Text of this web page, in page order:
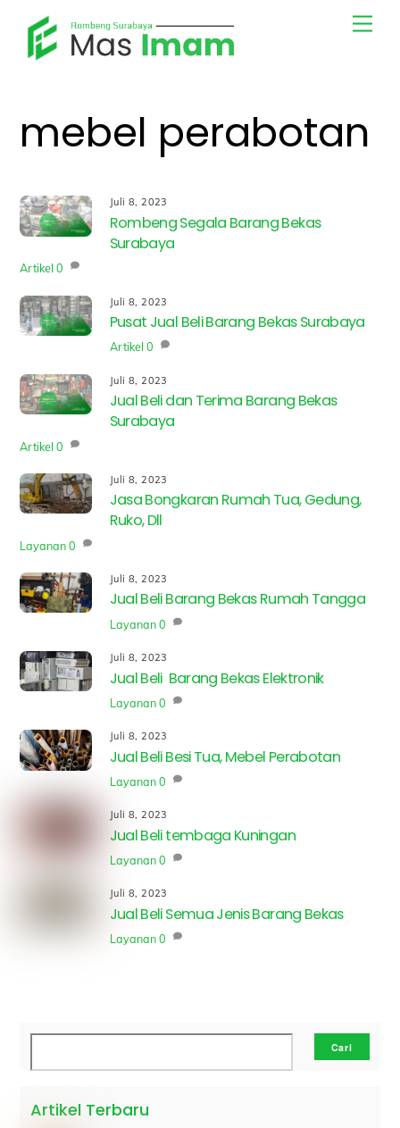
content
mebel perabotan
Juli 8, 2023
Rombeng Segala Barang Bekas
Surabaya
Artikel 0
Juli 8, 2023
Pusat Jual Beli Barang Bekas Surabaya
Artikel 0
Juli 8, 2023
Jual Beli dan Terima Barang Bekas
Surabaya
Artikel 0
Juli 8, 2023
Jasa Bongkaran Rumah Tua, Gedung,
Ruko, Dll
Layanan 0
Juli 8, 2023
Jual Beli Barang Bekas Rumah Tangga
Layanan 0
Juli 8, 2023
Jual Beli Barang Bekas Elektronik
Layanan 0
Juli 8, 2023
Jual Beli Besi Tua, Mebel Perabotan
Layanan 0
Juli 8, 2023
Jual Beli tembaga Kuningan
Layanan 0
Juli 8, 2023
Jual Beli Semua Jenis Barang Bekas
Layanan 0
Cari
Artikel Terbaru